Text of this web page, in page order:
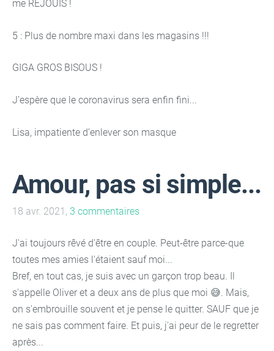
me RÉJOUIS !
5 : Plus de nombre maxi dans les magasins !!!
GIGA GROS BISOUS !
J’espère que le coronavirus sera enfin fini...
Lisa, impatiente d’enlever son masque
Amour, pas si simple...
18 avr. 2021, 3 commentaires
J'ai toujours rêvé d'être en couple. Peut-être parce-que
toutes mes amies l'étaient sauf moi...
Bref, en tout cas, je suis avec un garçon trop beau. Il
s'appelle Oliver et a deux ans de plus que moi 😅. Mais,
on s'embrouille souvent et je pense le quitter. SAUF que je
ne sais pas comment faire. Et puis, j'ai peur de le regretter
après...